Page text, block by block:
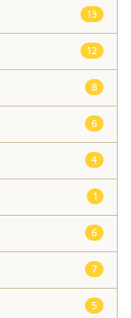
13
12
8
6
4
1
6
7
5